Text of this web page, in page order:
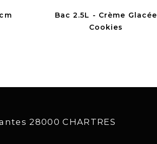
Bac 2.5L - Crème Glacée
Cookies
28000 CHARTRES